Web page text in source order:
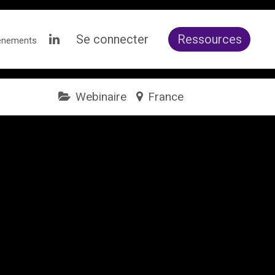
Se connecter Ressources
Webinaire France